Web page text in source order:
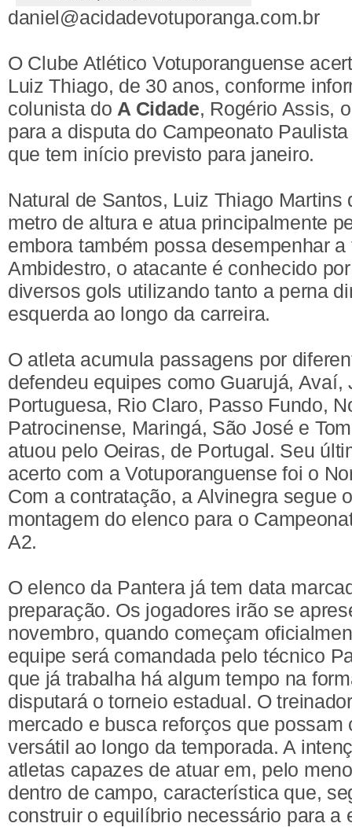
daniel@acidadevotuporanga.com.br
O Clube Atlético Votuporanguense
Luiz Thiago, de 30 anos, conforme
colunista do A Cidade, Rogério Assis,
para a disputa do Campeonato
que tem início previsto para janeiro.
Natural de Santos, Luiz Thiago Martins
metro de altura e atua principalmente
embora também possa desempenhar
Ambidestro, o atacante é conhecido
diversos gols utilizando tanto a perna
esquerda ao longo da carreira.
O atleta acumula passagens por
defendeu equipes como Guarujá, Avaí,
Portuguesa, Rio Claro, Passo Fundo,
Patrocinense, Maringá, São José e
atuou pelo Oeiras, de Portugal. Seu
acerto com a Votuporanguense foi o
Com a contratação, a Alvinegra segue
montagem do elenco para o
A2.
O elenco da Pantera já tem data
preparação. Os jogadores irão se
novembro, quando começam
equipe será comandada pelo técnico
que já trabalha há algum tempo na
disputará o torneio estadual. O
mercado e busca reforços que possam
versátil ao longo da temporada. A
atletas capazes de atuar em, pelo
dentro de campo, característica que,
construir o equilíbrio necessário para a